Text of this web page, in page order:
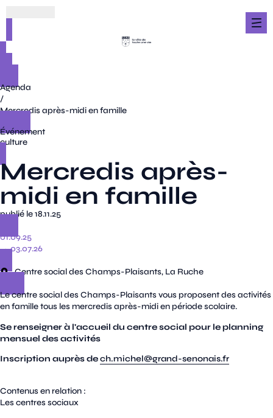
Agenda
/
Mercredis après-midi en famille
Événement
culture
Mercredis après-
midi en famille
publié le 18.11.25
01.09.25
→ 03.07.26
Centre social des Champs-Plaisants, La Ruche
Le centre social des Champs-Plaisants vous proposent des activités
en famille tous les mercredis après-midi en période scolaire.
Se renseigner à l'accueil du centre social pour le planning
mensuel des activités
Inscription auprès dech.michel@grand-senonais.fr
Contenus en relation :
Les centres sociaux